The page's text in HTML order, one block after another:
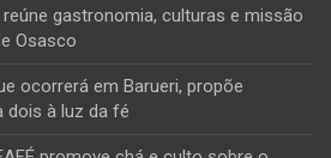
gastronomia, culturas e missão
Osasco
ocorrerá em Barueri, propõe
dois à luz da fé